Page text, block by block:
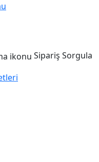
Sipariş Sorgula